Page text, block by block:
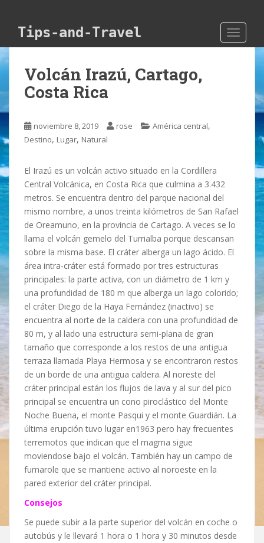
Tips-and-Travel
Volcán Irazú, Cartago,
Costa Rica
noviembre 8, 2019 rose América central,
Destino, Lugar, Natural
El Irazú es un volcán activo situado en la Cordillera
Central Volcánica, en Costa Rica que culmina a 3.432
metros. Se encuentra dentro del parque nacional del
mismo nombre, a unos treinta kilómetros de San Rafael
de Oreamuno, en la provincia de Cartago. A veces se lo
llama el volcán gemelo del Turrialba porque descansan
sobre la misma base. El cráter alberga un lago ácido. El
área intra-cráter está formado por tres estructuras
principales: la parte activa, con un diámetro de 1 km y
una profundidad de 180 m que alberga un lago colorido;
el cráter Diego de la Haya Fernández (inactivo) se
encuentra al norte de la caldera con una profundidad de
80 m, y al lado una estructura semi-plana de gran
tamaño que corresponde a los restos de una antigua
terraza llamada Playa Hermosa y se encontraron restos
de un borde de una antigua caldera. Al noreste del
cráter principal están los flujos de lava y al sur del pico
principal se encuentra un cono piroclástico del Monte
Noche Buena, el monte Pasqui y el monte Guardián. La
última erupción tuvo lugar en1963 pero hay frecuentes
terremotos que indican que el magma sigue
moviendose bajo el volcán. También hay un campo de
fumarole que se mantiene activo al noroeste en la
pared exterior del cráter principal.
Consejos
Se puede subir a la parte superior del volcán en coche o
autobús y le llevará 1 hora o 1 hora y 30 minutos desde